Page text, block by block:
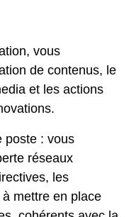
vous
de contenus, le
et les actions
poste : vous
réseaux
les
mettre en place